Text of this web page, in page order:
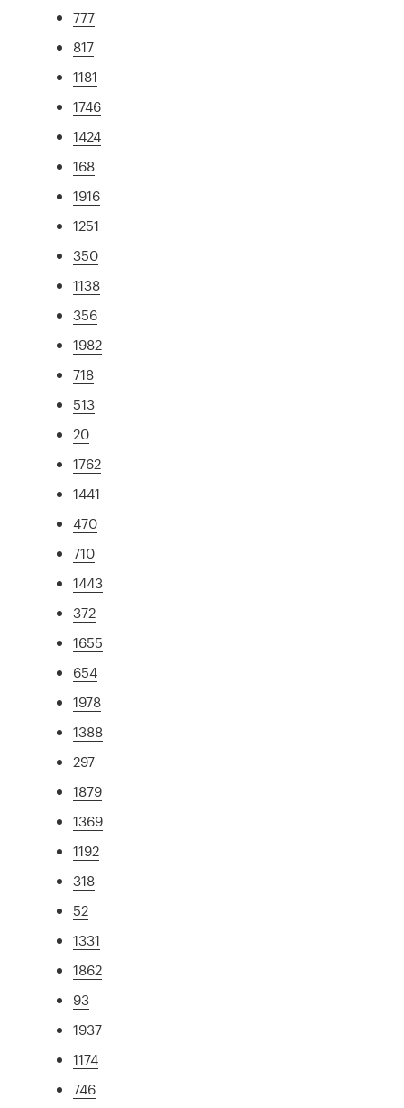
777
817
1181
1746
1424
168
1916
1251
350
1138
356
1982
718
513
20
1762
1441
470
710
1443
372
1655
654
1978
1388
297
1879
1369
1192
318
52
1331
1862
93
1937
1174
746